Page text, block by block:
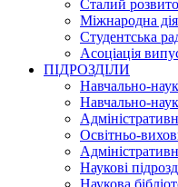
Сталий
Міжнародна
Студентська
Асоціація
ПІДРОЗДІЛИ
Навчально-
Навчально-
Освітньо-
Наукові
Наукова